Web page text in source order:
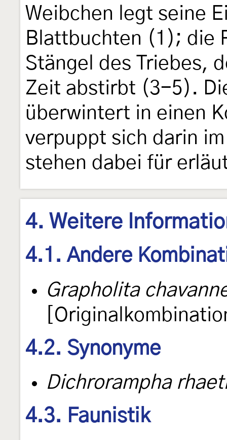
Weibchen legt seine
Blattbuchten (1); die
Stängel des Triebes,
Zeit abstirbt (3-5).
überwintert in einen
verpuppt sich darin
stehen dabei für
4. Weitere
4.1. Andere
Grapholita
4.2. Synonyme
Dichrorampha
4.3. Faunistik